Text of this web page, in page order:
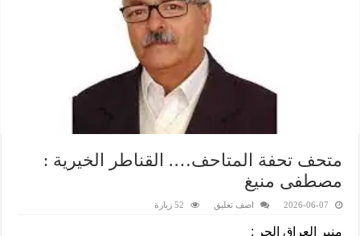
متحف تحفة المتاحف…. القناطر الخيرية :
مصطفى منيغ
2026-06-07 اضف تعليق 52 زيارة
منبر العراق الحر :